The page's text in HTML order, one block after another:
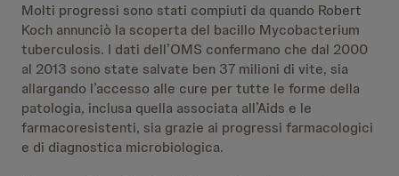
Molti progressi sono stati compiuti da quando Robert
Koch annunciò la scoperta del bacillo Mycobacterium
tuberculosis. I dati dell’OMS confermano che dal 2000
al 2013 sono state salvate ben 37 milioni di vite, sia
allargando l’accesso alle cure per tutte le forme della
patologia, inclusa quella associata all’Aids e le
farmacoresistenti, sia grazie ai progressi farmacologici
e di diagnostica microbiologica.